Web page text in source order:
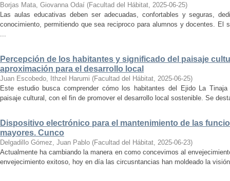
Borjas Mata, Giovanna Odaí (Facultad del Hábitat, 2025-06-25)
Las aulas educativas deben ser adecuadas, confortables y seguras,
conocimiento, permitiendo que sea reciproco para alumnos y docentes. El
...
Percepción de los habitantes y significado del paisaje
aproximación para el desarrollo local
Juan Escobedo, Ithzel Harumi (Facultad del Hábitat, 2025-06-25)
Este estudio busca comprender cómo los habitantes del Ejido La
paisaje cultural, con el fin de promover el desarrollo local sostenible. Se
Dispositivo electrónico para el mantenimiento de las
mayores. Cunco
Delgadillo Gómez, Juan Pablo (Facultad del Hábitat, 2025-06-23)
Actualmente ha cambiando la manera en como concevimos al
envejecimiento exitoso, hoy en día las circusntancias han moldeado la